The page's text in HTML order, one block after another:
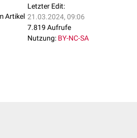
M. Bayly, Debra C. Sellon. Equine internal
Equine Coronavirus vs. COVID-19: Two
Artikel
Letzter Edit:
21.03.2024, 09:06
7.819 Aufrufe
Nutzung: BY-NC-SA